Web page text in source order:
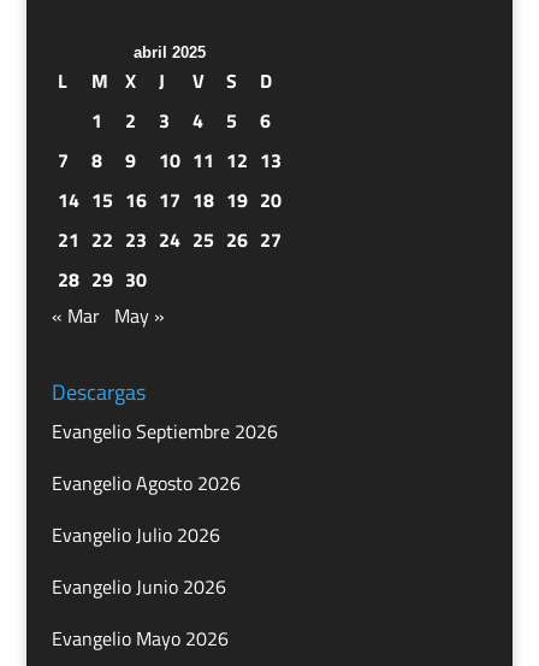
abril 2025
L M X J V S
D
1
2 3 4 5
6
7
8 9 10 11 12 13
14 15 16 17 18 19 20
21 22 23 24 25 26 27
28 29 30
« Mar May »
Descargas
Evangelio Septiembre 2026
Evangelio Agosto 2026
Evangelio Julio 2026
Evangelio Junio 2026
Evangelio Mayo 2026